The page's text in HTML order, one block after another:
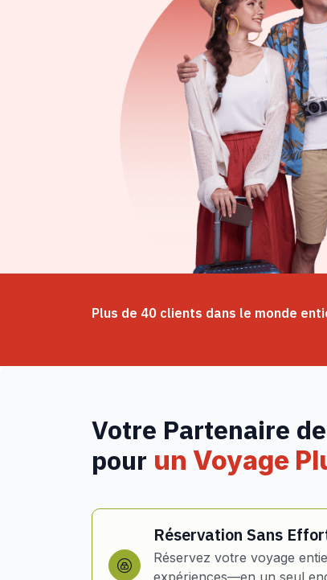
Plus de 40 clients dans le monde
Votre Partenaire
pour un Voyage
Réservation Sans
Réservez votre voyage
expériences—en un seul